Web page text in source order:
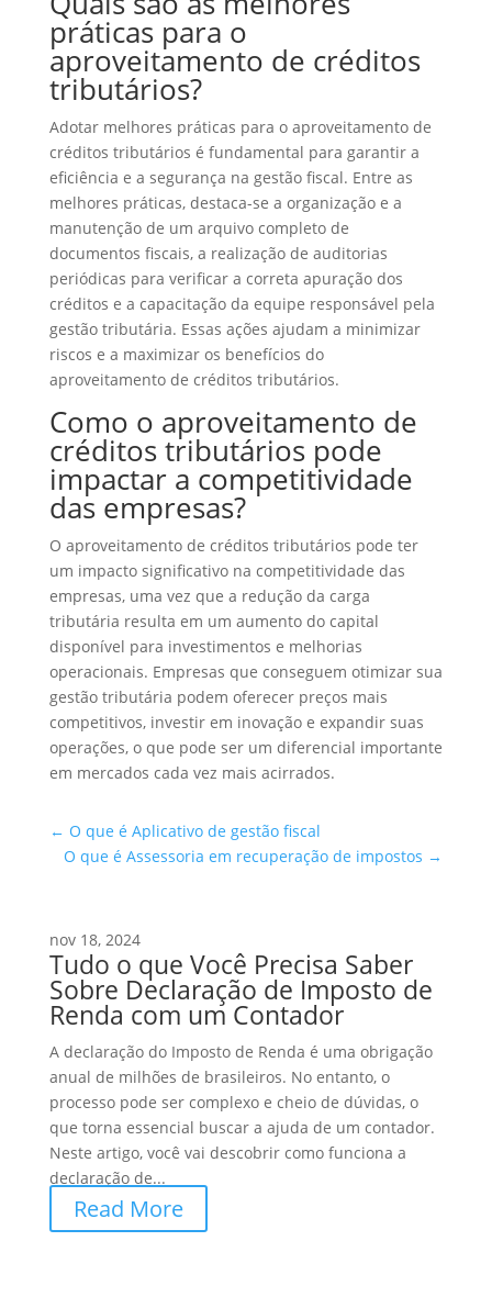
práticas para o
aproveitamento de créditos
tributários?
Adotar melhores práticas para o aproveitamento de
créditos tributários é fundamental para garantir a
eficiência e a segurança na gestão fiscal. Entre as
melhores práticas, destaca-se a organização e a
manutenção de um arquivo completo de
documentos fiscais, a realização de auditorias
periódicas para verificar a correta apuração dos
créditos e a capacitação da equipe responsável pela
gestão tributária. Essas ações ajudam a minimizar
riscos e a maximizar os benefícios do
aproveitamento de créditos tributários.
Como o aproveitamento de
créditos tributários pode
impactar a competitividade
das empresas?
O aproveitamento de créditos tributários pode ter
um impacto significativo na competitividade das
empresas, uma vez que a redução da carga
tributária resulta em um aumento do capital
disponível para investimentos e melhorias
operacionais. Empresas que conseguem otimizar sua
gestão tributária podem oferecer preços mais
competitivos, investir em inovação e expandir suas
operações, o que pode ser um diferencial importante
em mercados cada vez mais acirrados.
← O que é Aplicativo de gestão fiscal
O que é Assessoria em recuperação de impostos →
nov 18, 2024
Tudo o que Você Precisa Saber
Sobre Declaração de Imposto de
Renda com um Contador
A declaração do Imposto de Renda é uma obrigação
anual de milhões de brasileiros. No entanto, o
processo pode ser complexo e cheio de dúvidas, o
que torna essencial buscar a ajuda de um contador.
Neste artigo, você vai descobrir como funciona a
declaração de...
Read More